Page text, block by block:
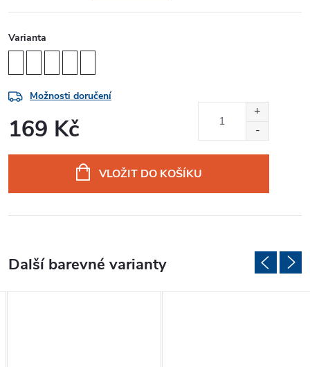
Varianta
Možnosti doručení
169 Kč
VLOŽIT DO KOŠÍKU